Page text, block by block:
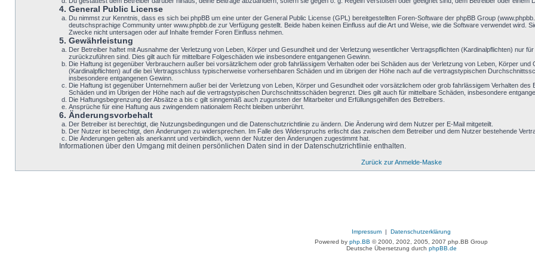
4. General Public License
Du nimmst zur Kenntnis, dass es sich bei phpBB um eine unter der General Public License (GPL) bereitgestellten Foren-Software der phpBB Group
deutschsprachige Community unter www.phpbb.de zur Verfügung gestellt. Beide haben keinen Einfluss auf die Art und Weise, wie die Software verwendet wird.
Zwecke nicht untersagen oder auf Inhalte fremder Foren Einfluss nehmen.
5. Gewährleistung
Der Betreiber haftet mit Ausnahme der Verletzung von Leben, Körper und Gesundheit und der Verletzung wesentlicher Vertragspflichten (Kardinalpflichten) nur
zurückzuführen sind. Dies gilt auch für mittelbare Folgeschäden wie insbesondere entgangenen Gewinn.
Die Haftung ist gegenüber Verbrauchern außer bei vorsätzlichem oder grob fahrlässigem Verhalten oder bei Schäden aus der Verletzung von Leben, Körper
(Kardinalpflichten) auf die bei Vertragsschluss typischerweise vorhersehbaren Schäden und im übrigen der Höhe nach auf die vertragstypischen
insbesondere entgangenen Gewinn.
Die Haftung ist gegenüber Unternehmern außer bei der Verletzung von Leben, Körper und Gesundheit oder vorsätzlichem oder grob fahrlässigem Verhalten
Schäden und im Übrigen der Höhe nach auf die vertragstypischen Durchschnittsschäden begrenzt. Dies gilt auch für mittelbare Schäden, insbesondere
Die Haftungsbegrenzung der Absätze a bis c gilt sinngemäß auch zugunsten der Mitarbeiter und Erfüllungsgehilfen des Betreibers.
Ansprüche für eine Haftung aus zwingendem nationalem Recht bleiben unberührt.
6. Änderungsvorbehalt
Der Betreiber ist berechtigt, die Nutzungsbedingungen und die Datenschutzrichtlinie zu ändern. Die Änderung wird dem Nutzer per E-Mail mitgeteilt.
Der Nutzer ist berechtigt, den Änderungen zu widersprechen. Im Falle des Widerspruchs erlischt das zwischen dem Betreiber und dem Nutzer bestehende
Die Änderungen gelten als anerkannt und verbindlich, wenn der Nutzer den Änderungen zugestimmt hat.
Informationen über den Umgang mit deinen persönlichen Daten sind in der Datenschutzrichtlinie enthalten.
Zurück zur Anmelde-Maske
Impressum | Datenschutzerklärung
Powered by php.BB © 2000, 2002, 2005, 2007 php.BB Group
Deutsche Übersetzung durch phpBB.de